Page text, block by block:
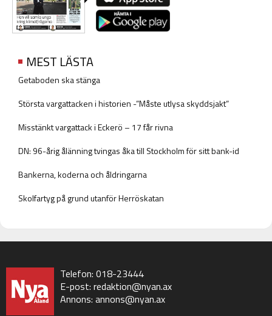
MEST LÄSTA
Getaboden ska stänga
Största vargattacken i historien -”Måste utlysa skyddsjakt”
Misstänkt vargattack i Eckerö – 17 får rivna
DN: 96-årig ålänning tvingas åka till Stockholm för sitt bank-id
Bankerna, koderna och åldringarna
Skolfartyg på grund utanför Herröskatan
Telefon: 018-23444
E-post: redaktion@nyan.ax
Annons: annons@nyan.ax